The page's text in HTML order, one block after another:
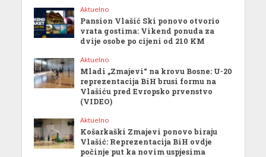
Aktuelno
Pansion Vlašić Ski ponovo otvorio
vrata gostima: Vikend ponuda za
dvije osobe po cijeni od 210 KM
Aktuelno
Mladi „Zmajevi“ na krovu Bosne: U-20
reprezentacija BiH brusi formu na
Vlašiću pred Evropsko prvenstvo
(VIDEO)
Aktuelno
Košarkaški Zmajevi ponovo biraju
Vlašić: Reprezentacija BiH ovdje
počinje put ka novim uspjesima